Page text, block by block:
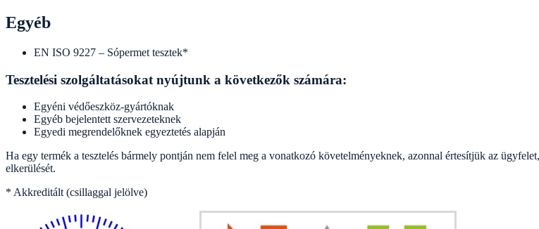
Egyéb
EN ISO 9227 – Sópermet tesztek*
Tesztelési szolgáltatásokat nyújtunk a következők számára:
Egyéni védőeszköz-gyártóknak
Egyéb bejelentett szervezeteknek
Egyedi megrendelőknek egyeztetés alapján
Ha egy termék a tesztelés bármely pontján nem felel meg a vonatkozó követelményeknek, azonnal értesítjük az
elkerülését.
* Akkreditált (csillaggal jelölve)